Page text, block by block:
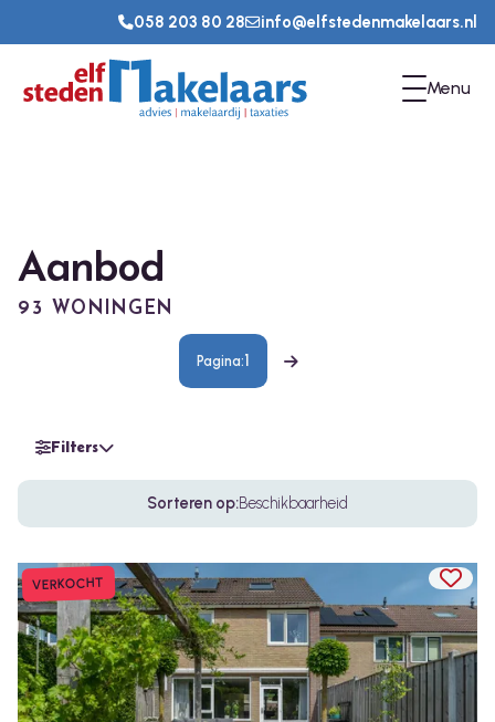
058 203 80 28 info@elfstedenmakelaars.nl
Menu
Aanbod
93 WONINGEN
1
Volgende
Filters
Sorteren op:Beschikbaarheid
VERKOCHT